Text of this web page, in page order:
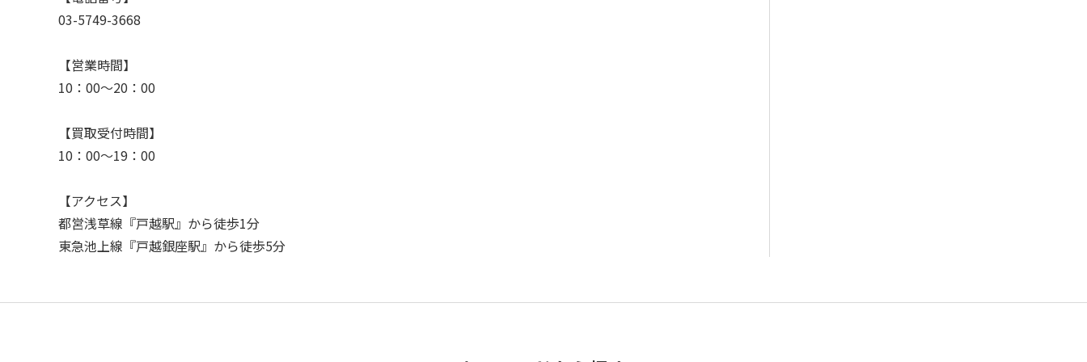
03-5749-3668
【営業時間】
10：00〜20：00
【買取受付時間】
10：00〜19：00
【アクセス】
都営浅草線『戸越駅』から徒歩1分
東急池上線『戸越銀座駅』から徒歩5分